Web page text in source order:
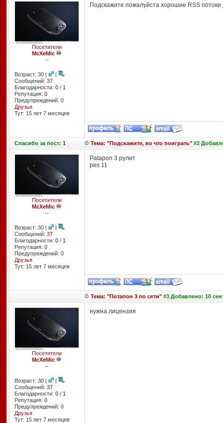
Посетители
McXeMic
--
Возраст: 30 |
|
Сообщений: 37
Благодарности: 0/ 1
Репутация: 0
Предупреждений: 0
Друзья
Тут: 15 лет 7 месяцев
Подскажите пожалуйста хорошие RSS потоки
Спасибоза пост: 1 Тема: "Подскажите, во что поиграть"#2
Посетители
McXeMic
--
Возраст: 30 |
|
Сообщений: 37
Благодарности: 0/ 1
Репутация: 0
Предупреждений: 0
Друзья
Тут: 15 лет 7 месяцев
Patapon 3 рулит
pes 11
Тема: "Потапон 3 по сети"#3 Добавлено: 10
Посетители
McXeMic
--
Возраст: 30 |
|
Сообщений: 37
Благодарности: 0/ 1
Репутация: 0
Предупреждений: 0
Друзья
Тут: 15 лет 7 месяцев
нужна лицензия